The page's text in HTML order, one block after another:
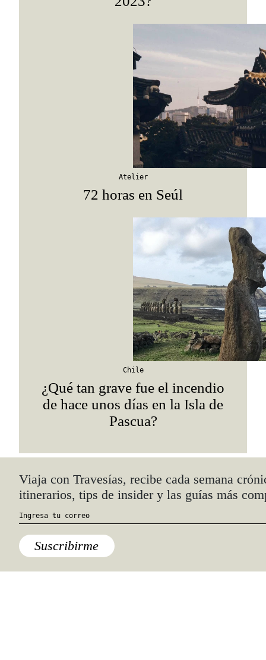
Atelier
72 horas en Seúl
Chile
¿Qué tan grave fue el incendio
de hace unos días en la Isla de
Pascua?
Quiénes somos
Anúnciate con nosotros
hola@travesiasmedia.com